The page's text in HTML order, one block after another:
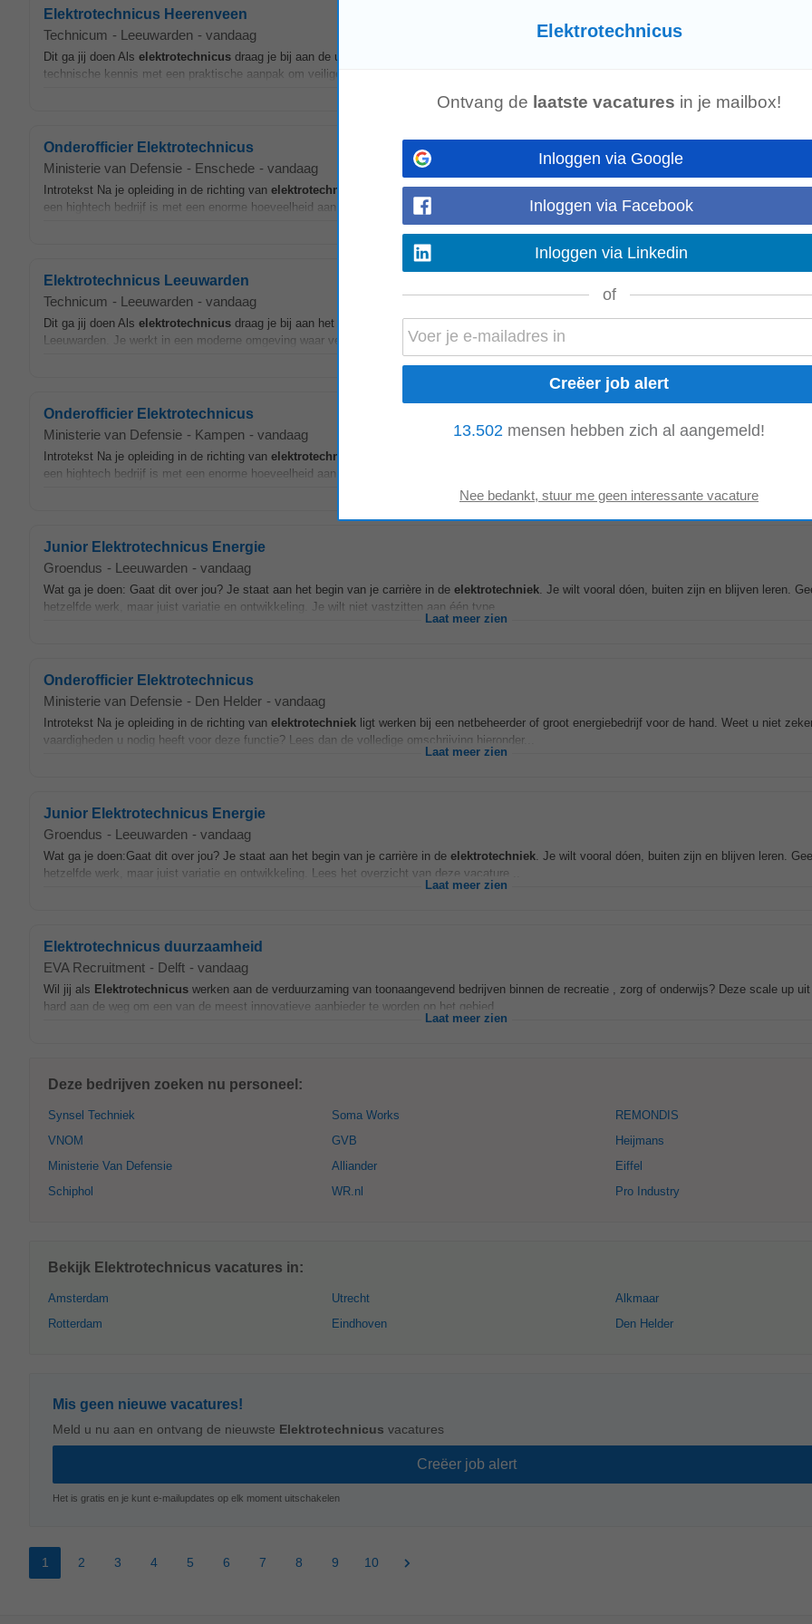
Elektrotechnicus Heerenveen
Technicum - Leeuwarden - vandaag
Dit ga jij doen Als elektrotechnicus draag je bij aan de uitvoering van diverse elektrotechnische projecten in en rondom Heerenveen. Je
technische kennis met een praktische aanpak om veilige en betrouwbare oplossingen te realiseren...
Onderofficier Elektrotechnicus
Ministerie van Defensie - Enschede - vandaag
Introtekst Na je opleiding in de richting van elektrotechniek
ligt werken bij een netbeheerder of groot energiebedrijf voor de hand. Maar wist je dat
een hightech bedrijf is met een enorme hoeveelheid aan elektrotechnische installaties...
Elektrotechnicus Leeuwarden
Technicum - Leeuwarden - vandaag
Dit ga jij doen Als elektrotechnicus draag je bij aan het installeren, onderhouden en inspecteren van laag- en middenspanningsinstallaties in en
Leeuwarden. Je werkt in een moderne omgeving waar veiligheid en kwaliteit voorop staan. Met jouw...
Laat meer zien
Onderofficier Elektrotechnicus
Ministerie van Defensie - Kampen - vandaag
Introtekst Na je opleiding in de richting van elektrotechniek
een hightech bedrijf is met een enorme hoeveelheid aan elektrotechnische installaties...
Junior Elektrotechnicus Energie
Groendus - Leeuwarden - vandaag
Wat ga je doen: Gaat dit over jou? Je staat aan het begin van je carrière in de elektrotechniek. Je wilt vooral dóen, buiten zijn en blijven leren.
hetzelfde werk, maar juist variatie en ontwikkeling. Je wilt niet vastzitten aan één type...
Laat meer zien
Onderofficier Elektrotechnicus
Ministerie van Defensie - Den Helder - vandaag
Introtekst Na je opleiding in de richting van elektrotechniek ligt werken bij een netbeheerder of groot energiebedrijf voor de hand. Weet u niet
vaardigheden u nodig heeft voor deze functie? Lees dan de volledige omschrijving hieronder...
Laat meer zien
Junior Elektrotechnicus Energie
Groendus - Leeuwarden - vandaag
Wat ga je doen:Gaat dit over jou? Je staat aan het begin van je carrière in de elektrotechniek. Je wilt vooral dóen, buiten zijn en blijven leren.
hetzelfde werk, maar juist variatie en ontwikkeling. Lees het overzicht van deze vacature...
Laat meer zien
Elektrotechnicus duurzaamheid
EVA Recruitment - Delft - vandaag
Wil jij als Elektrotechnicus werken aan de verduurzaming van toonaangevend bedrijven binnen de recreatie , zorg of onderwijs? Deze scale up
hard aan de weg om een van de meest innovatieve aanbieder te worden op het gebied...
Laat meer zien
Deze bedrijven zoeken nu personeel:
Synsel Techniek
VNOM
Ministerie Van Defensie
Schiphol
Soma Works
GVB
Alliander
WR.nl
REMONDIS
Heijmans
Eiffel
Pro Industry
Bekijk Elektrotechnicus vacatures in:
Amsterdam
Rotterdam
Utrecht
Eindhoven
Alkmaar
Den Helder
Mis geen nieuwe vacatures!
Meld u nu aan en ontvang de nieuwste Elektrotechnicus vacatures
Het is gratis en je kunt e-mailupdates op elk moment uitschakelen
1 2 3 4 5 6 7 8 9 10
Elektrotechnicus
Ontvang de laatste vacatures in je mailbox!
Inloggen via Google
Inloggen via Facebook
Inloggen via Linkedin
of
13.502 mensen hebben zich al aangemeld!